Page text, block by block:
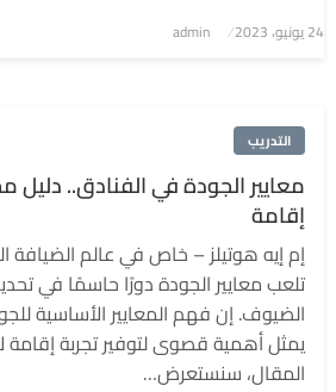
نُشر
24 يونيو، 2023 admin
التدريب
معايير الجودة في الفنادق.. دليل
إقامة
إم إيه هوتيلز – خاص في عالم الضيافة
تلعب معايير الجودة دورًا حاسمًا في
الضيوف. إن فهم المعايير الأساسية
يمثل أهمية قصوى لتوفير تجربة
المقال، سنستعرض…